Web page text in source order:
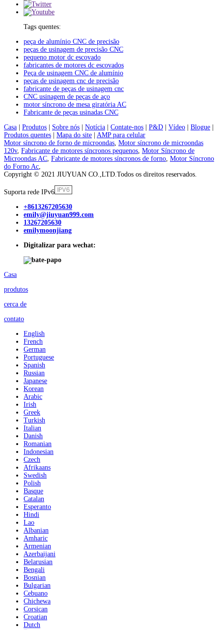
Tags quentes:
peça de alumínio CNC de precisão
peças de usinagem de precisão CNC
pequeno motor dc escovado
fabricantes de motores dc escovados
Peça de usinagem CNC de alumínio
peças de usinagem cnc de precisão
fabricante de peças de usinagem cnc
CNC usinagem de peças de aço
motor síncrono de mesa giratória AC
Fabricante de peças usinadas CNC
Casa
Produtos Sobre nós Notícia Contate-nos P&D Vídeo Blogue
Produtos quentes
Mapa do site
AMP para celular
Motor síncrono de forno de microondas, Motor síncrono de microondas
120v, Fabricante de motores síncronos pequenos, Motor Síncrono de
Microondas AC, Fabricante de motores síncronos de forno, Motor Síncrono
do Forno Ac,
Copyright © 2021 JIUYUAN CO.,LTD.Todos os direitos reservados.
Suporta rede IPv6
+8613267205630
emily@jiuyuan999.com
13267205630
emilymoonjiang
Digitalizar para wechat:
Casa
produtos
cerca de
contato
English
French
German
Portuguese
Spanish
Russian
Japanese
Korean
Arabic
Irish
Greek
Turkish
Italian
Danish
Romanian
Indonesian
Czech
Afrikaans
Swedish
Polish
Basque
Catalan
Esperanto
Hindi
Lao
Albanian
Amharic
Armenian
Azerbaijani
Belarusian
Bengali
Bosnian
Bulgarian
Cebuano
Chichewa
Corsican
Croatian
Dutch